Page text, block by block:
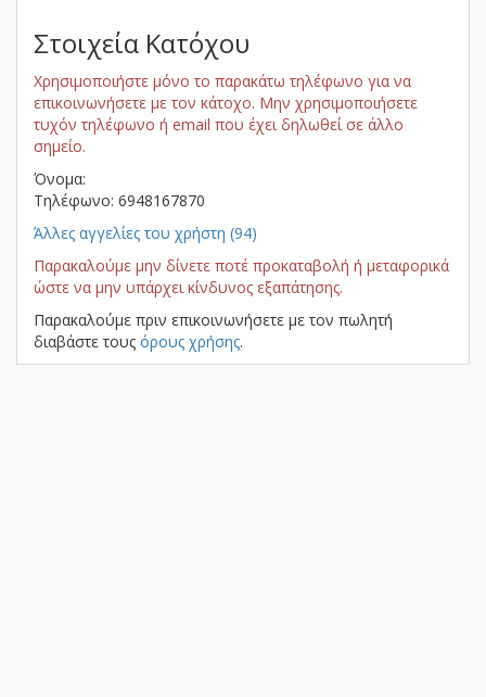
Στοιχεία Κατόχου
Χρησιμοποιήστε μόνο το παρακάτω τηλέφωνο για να
επικοινωνήσετε με τον κάτοχο. Μην χρησιμοποιήσετε
τυχόν τηλέφωνο ή email που έχει δηλωθεί σε άλλο
σημείο.
Όνομα:
Τηλέφωνο: 6948167870
Άλλες αγγελίες του χρήστη (94)
Παρακαλούμε μην δίνετε ποτέ προκαταβολή ή μεταφορικά
ώστε να μην υπάρχει κίνδυνος εξαπάτησης.
Παρακαλούμε πριν επικοινωνήσετε με τον πωλητή
διαβάστε τους όρους χρήσης.